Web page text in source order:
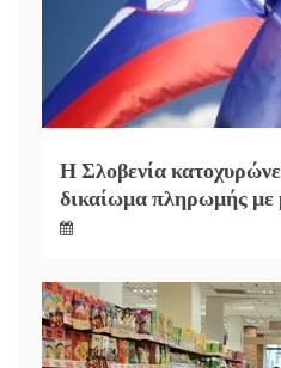
Η Σλοβενία
δικαίωμα πληρωμής με